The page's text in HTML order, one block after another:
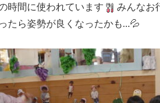
時間に使われています みんなお
たら姿勢が良くなったかも…💦